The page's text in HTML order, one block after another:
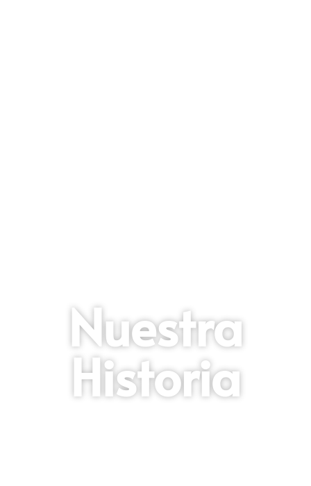
Nuestra
Historia